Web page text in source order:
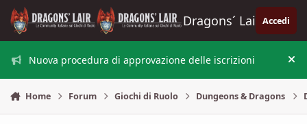
Vai al contenuto
Dragons´ Lair Accedi
Nuova procedura di approvazione delle iscrizioni
Home Forum Giochi di Ruolo Dungeons & Dragons